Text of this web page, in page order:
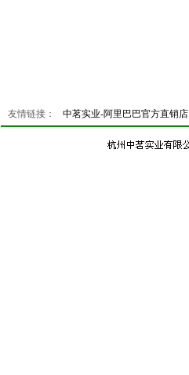
友情链接： 中茗实业-阿里巴巴官方直销店